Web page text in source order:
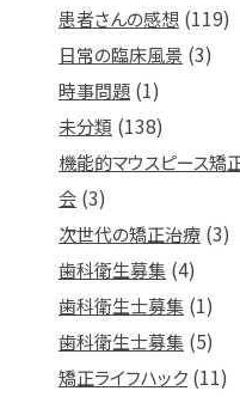
患者さんの感想 (119)
日常の臨床風景 (3)
時事問題 (1)
未分類 (138)
機能的マウスピース矯
会 (3)
次世代の矯正治療 (3)
歯科衛生募集 (4)
歯科衛生士募集 (1)
歯科衛生士募集 (5)
矯正ライフハック (11)